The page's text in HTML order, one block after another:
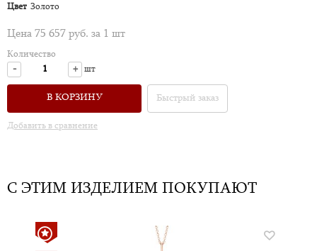
Цвет Золото
Цена 75 657 руб. за 1 шт
Количество
-
+ шт
В КОРЗИНУ Быстрый заказ
Добавить в сравнение
С ЭТИМ ИЗДЕЛИЕМ ПОКУПАЮТ